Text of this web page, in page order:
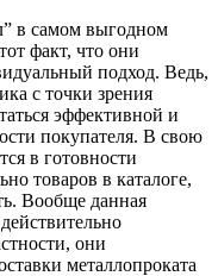
в самом выгодном
факт, что они
подход. Ведь,
с точки зрения
эффективной и
покупателя. В свою
в готовности
товаров в каталоге,
Вообще данная
они
металлопроката